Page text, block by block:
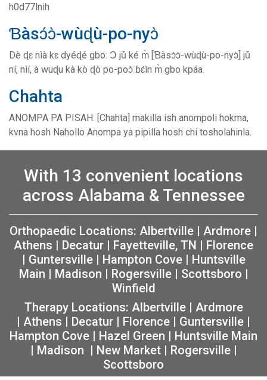
h0d77lnih
Ɓàsɔ́ɔ̀-wùɖù-po-nyɔ̀
Dè ɖɛ nìà kɛ dyéɖé gbo: Ɔ jǔ ké m̀ [Ɓàsɔ́ɔ̀-wùɖù-po-nyɔ̀] jǔ
ní, nìí, à wuɖu kà kò ɖò po-poɔ̀ ɓɛ́ìn m̀ gbo kpáa.
Chahta
ANOMPA PA PISAH: [Chahta] makilla ish anompoli hokma,
kvna hosh Nahollo Anompa ya pipilla hosh chi tosholahinla.
With 13 convenient locations
across Alabama & Tennessee
Orthopaedic Locations: Albertville | Ardmore |
Athens | Decatur | Fayetteville, TN | Florence
| Guntersville| Hampton Cove| Huntsville
Main | Madison | Rogersville| Scottsboro |
Winfield
Therapy Locations: Albertville| Ardmore
| Athens | Decatur | Florence | Guntersville |
Hampton Cove | Hazel Green | Huntsville Main
| Madison | New Market| Rogersville|
Scottsboro